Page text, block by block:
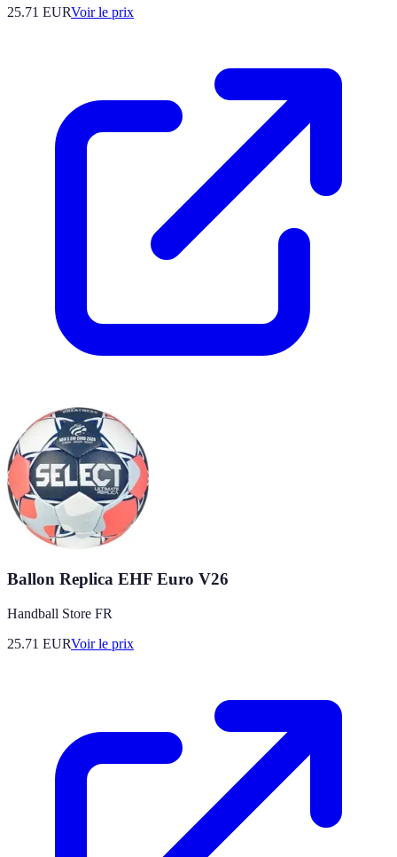
25.71 EURVoir le prix
Ballon Replica EHF Euro V26
Handball Store FR
25.71 EURVoir le prix